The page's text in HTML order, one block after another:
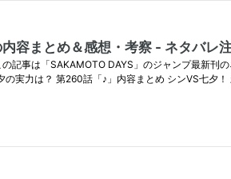
容まとめ＆感想・考察 - ネタバレ
記事は「SAKAMOTO DAYS」のジャンプ最新
の実力は？ 第260話「♪」内容まとめ シンVS七夕